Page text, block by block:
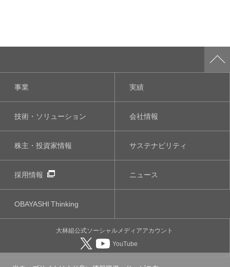
事業 実績
技術・ソリューション 会社情報
株主・投資家情報 サステナビリティ
採用情報 ニュース
OBAYASHIThinking
大林組公式ソーシャルメディアアカウント
YouTube